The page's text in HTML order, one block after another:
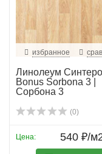
избранное
Линолеум
Bonus Sorbona 3 |
Сорбона 3
(0)
Цена: 540 ₽/